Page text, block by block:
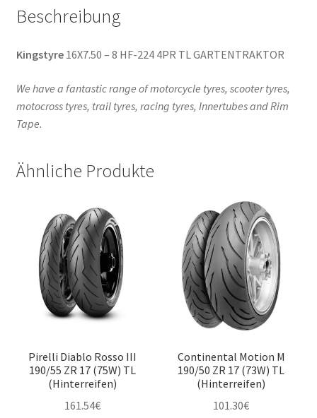
Beschreibung
Kingstyre16X7.50 – 8 HF-224 4PR TL GARTENTRAKTOR
We have a fantastic range of motorcycle tyres, scooter tyres,
motocross tyres, trail tyres, racing tyres, Innertubes and Rim
Tape.
Ähnliche Produkte
Pirelli Diablo Rosso III
190/55 ZR 17 (75W) TL
(Hinterreifen)
161.54€
Continental Motion M
190/50 ZR 17 (73W) TL
(Hinterreifen)
101.30€